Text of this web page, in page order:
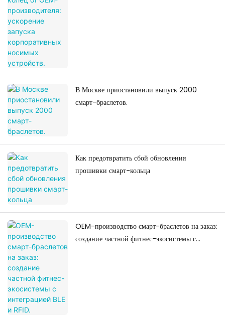
В Москве приостановили выпуск 2000
смарт-браслетов.
Как предотвратить сбой обновления
прошивки смарт-кольца
OEM-производство смарт-браслетов на заказ:
создание частной фитнес-экосистемы с